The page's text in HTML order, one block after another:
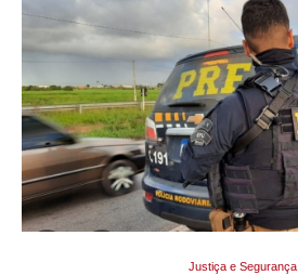
Justiça e Segurança